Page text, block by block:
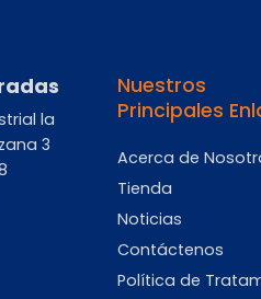
la
3
Nuestros
Principales
Acerca de
Tienda
Noticias
Contáctenos
Política de